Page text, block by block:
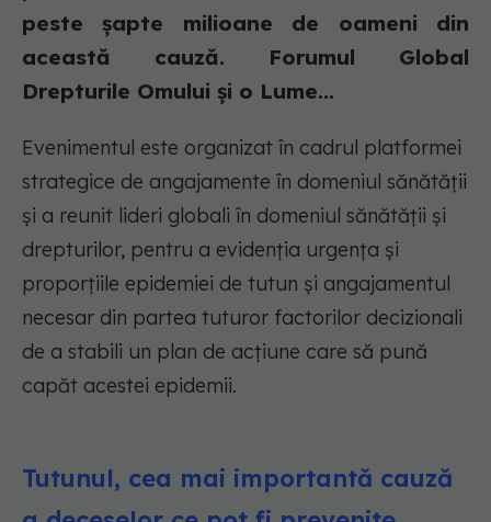
peste șapte milioane de oameni din
această cauză. Forumul Global
Drepturile Omului și o Lume...
Evenimentul este organizat în cadrul platformei
strategice de angajamente în domeniul sănătății
și a reunit lideri globali în domeniul sănătății și
drepturilor, pentru a evidenția urgența și
proporțiile epidemiei de tutun și angajamentul
necesar din partea tuturor factorilor decizionali
de a stabili un plan de acțiune care să pună
capăt acestei epidemii.
Tutunul, cea mai importantă cauză